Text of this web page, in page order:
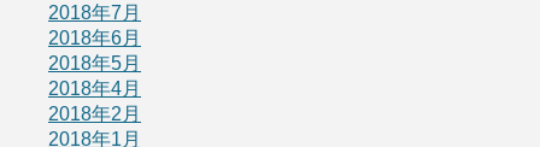
2018年7月
2018年6月
2018年5月
2018年4月
2018年2月
2018年1月